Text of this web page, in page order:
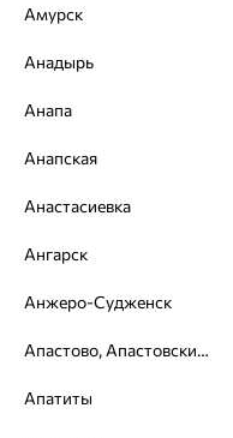
Гарантия и возврат
Амурск
Анадырь
Анапа
Анапская
Анастасиевка
Ангарск
Анжеро-Судженск
Апастово, Апастовский район
Апатиты